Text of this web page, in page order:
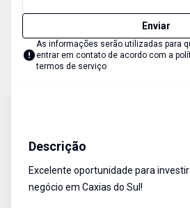
Enviar
As informações serão utilizadas para
entrar em contato de acordo com a
termos de serviço
Descrição
Excelente oportunidade para
negócio em Caxias do Sul!